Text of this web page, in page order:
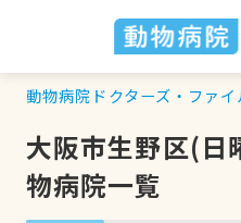
動物病院ドクターズ・ファイ
大阪市生野区(日
物病院一覧